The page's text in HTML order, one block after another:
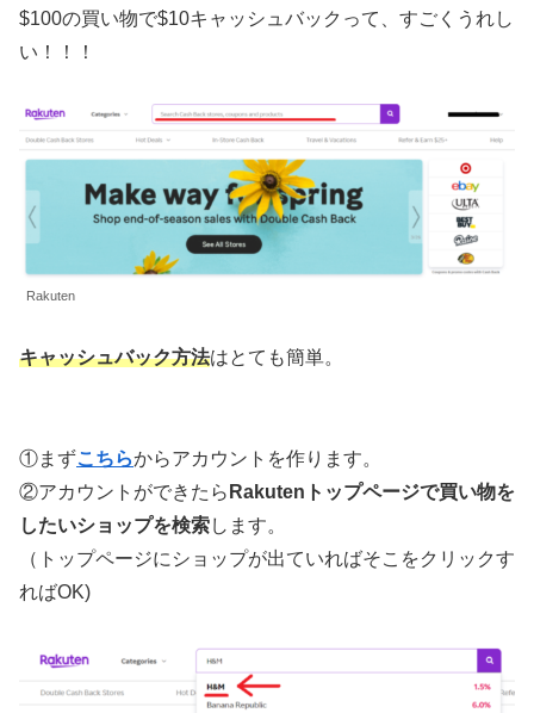
$100の買い物で$10キャッシュバックって、すごくうれし
い！！！
Rakuten
キャッシュバック方法はとても簡単。
①まずこちらからアカウントを作ります。
②アカウントができたら Rakutenトップページで買い物を
したいショップを検索します。
（トップページにショップが出ていればそこをクリックす
ればOK)